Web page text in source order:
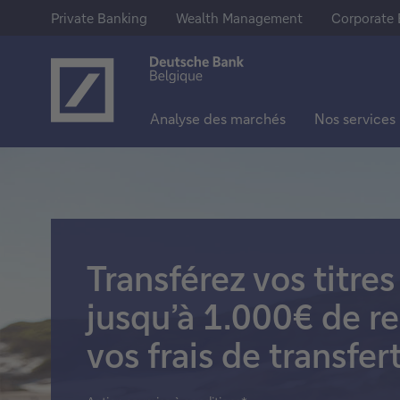
Private Banking Wealth Management Corporate
Analyse des marchés Nos services
Corporate Banking
Actions
Trackers
Fonds
Obligations
Presse
Jobs
Transférez vos
jusqu’à 1.000€ de
vos frais de